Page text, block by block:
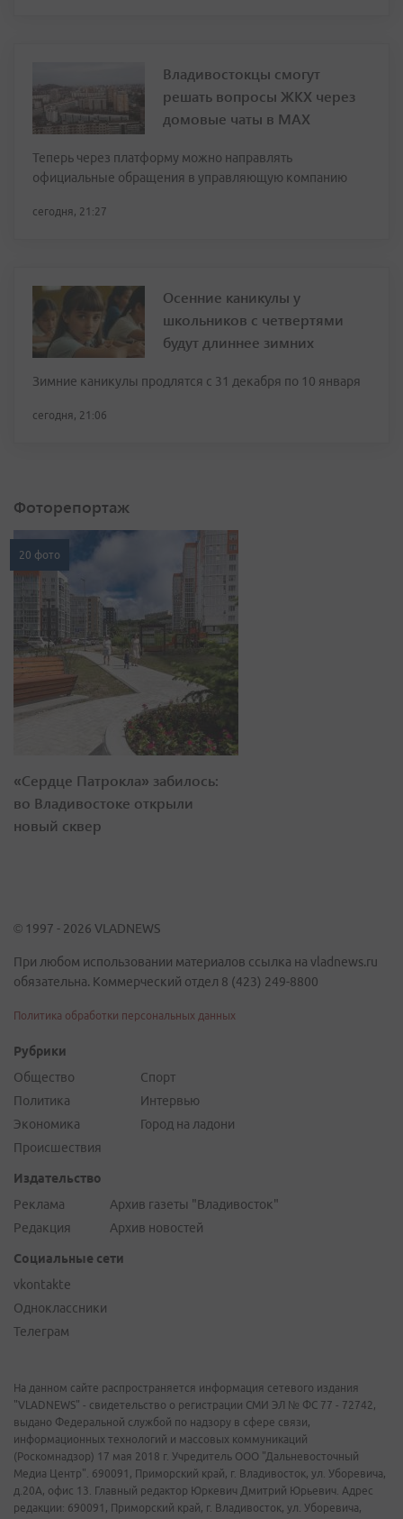
Владивостокцы смогут
решать вопросы ЖКХ через
домовые чаты в МАХ
Теперь через платформу можно направлять
официальные обращения в управляющую компанию
сегодня, 21:27
Осенние каникулы у
школьников с четвертями
будут длиннее зимних
Зимние каникулы продлятся с 31 декабря по 10 января
сегодня, 21:06
Фоторепортаж
20 фото
«Сердце Патрокла» забилось:
во Владивостоке открыли
новый сквер
© 1997 - 2026 VLADNEWS
При любом использовании материалов ссылка на vladnews.ru
обязательна. Коммерческий отдел 8 (423) 249-8800
Политика обработки персональных данных
Рубрики
Общество
Политика
Экономика
Происшествия
Спорт
Интервью
Город на ладони
Издательство
Реклама
Редакция
Архив газеты "Владивосток"
Архив новостей
Социальные сети
vkontakte
Одноклассники
Телеграм
На данном сайте распространяется информация сетевого издания
"VLADNEWS" - свидетельство о регистрации СМИ ЭЛ № ФС 77 - 72742,
выдано Федеральной службой по надзору в сфере связи,
информационных технологий и массовых коммуникаций
(Роскомнадзор) 17 мая 2018 г. Учредитель ООО "Дальневосточный
Медиа Центр". 690091, Приморский край, г. Владивосток, ул. Уборевича,
д.20А, офис 13. Главный редактор Юркевич Дмитрий Юрьевич. Адрес
редакции: 690091, Приморский край, г. Владивосток, ул. Уборевича,